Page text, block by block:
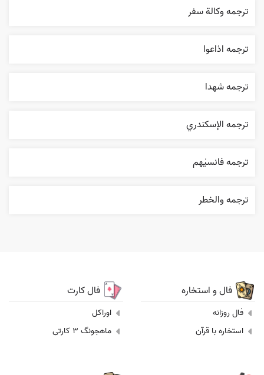
ترجمه وکالة سفر
ترجمه اذاعوا
ترجمه شهدا
ترجمه الإسکندري
ترجمه فانسیٰهم
ترجمه والخطر
فال و استخاره
فال روزانه
استخاره با قرآن
فال کارت
اوراکل
ماهجونگ 3 کارتی